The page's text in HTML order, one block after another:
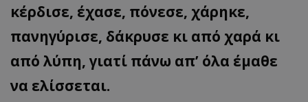
κέρδισε, έχασε, πόνεσε, χάρηκε,
πανηγύρισε, δάκρυσε κι από χαρά κι
από λύπη, γιατί πάνω απ’ όλα έμαθε
να ελίσσεται.